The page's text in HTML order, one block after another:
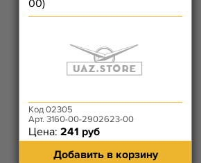
00)
Код 02305
Арт. 3160-00-2902623-00
Цена: 241 руб
Добавить в корзину